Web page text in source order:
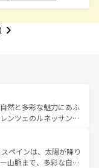
然と多彩な魅力にあふ
ンツェのルネッサンス
やアマルフィ海岸の絶
光の合間には、本場の
料理を堪能することも
ペインは、太陽が降り
山脈まで、多彩な自然